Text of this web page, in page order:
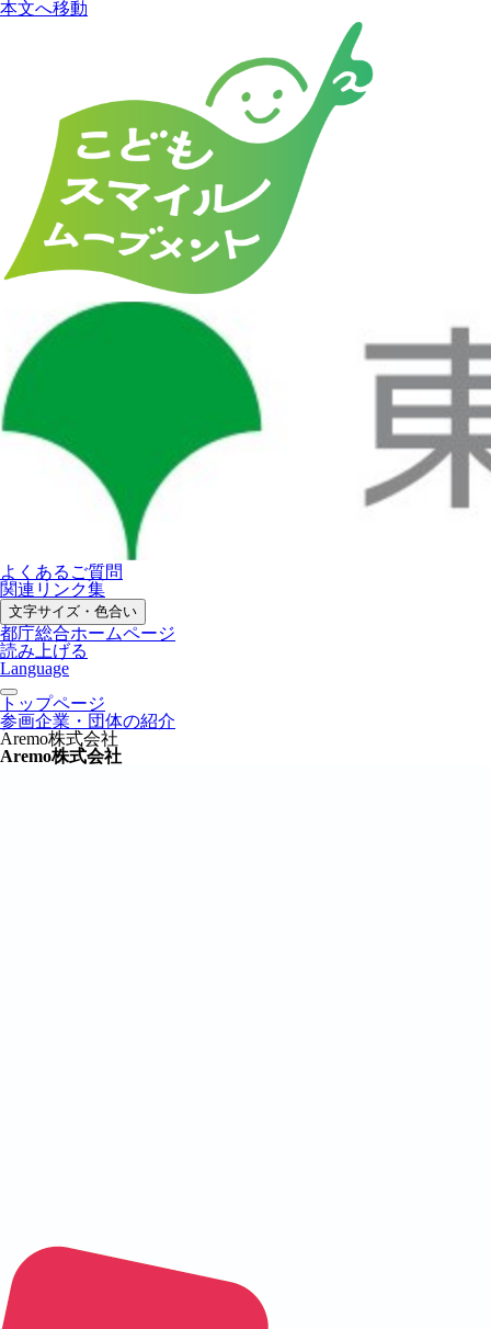
本文へ移動
よくあるご質問
関連リンク集
文字サイズ・色合い
都庁総合ホームページ
読み上げる
Language
トップページ
参画企業・団体の紹介
Aremo株式会社
Aremo株式会社